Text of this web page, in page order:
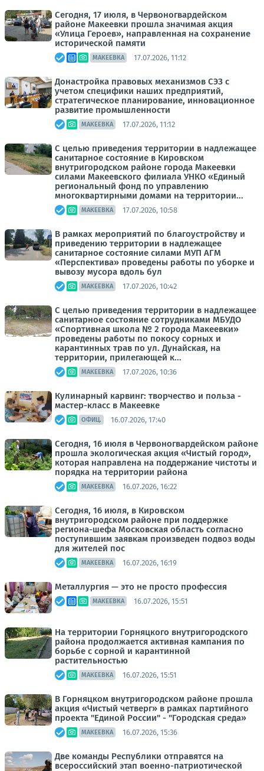
Сегодня, 17 июля, в Червоногвардейском
районе Макеевки прошла значимая акция
«Улица Героев», направленная на сохранение
исторической памяти
МАКЕЕВКА 17.07.2026, 11:12
Донастройка правовых механизмов СЭЗ c
учетом специфики наших предприятий,
стратегическое планирование, инновационное
развитие промышленности
МАКЕЕВКА 17.07.2026, 11:12
С целью приведения территории в надлежащее
санитарное состояние в Кировском
внутригородском районе города Макеевки
силами Макеевского филиала УНКО «Единый
региональный фонд по управлению
многоквартирными домами на территории...
МАКЕЕВКА 17.07.2026, 10:58
В рамках мероприятий по благоустройству и
приведению территории в надлежащее
санитарное состояние силами МУП АГМ
«Перспектива» проведены работы по уборке и
вывозу мусора вдоль бул
МАКЕЕВКА 17.07.2026, 10:42
С целью приведения территории в надлежащее
санитарное состояние сотрудниками МБУДО
«Спортивная школа № 2 города Макеевки»
проведены работы по покосу сорных и
карантинных трав по ул. Дунайская, на
территории, прилегающей к...
МАКЕЕВКА 17.07.2026, 10:36
Кулинарный карвинг: творчество и польза -
мастер-класс в Макеевке
ОФИЦ. 16.07.2026, 17:40
Сегодня, 16 июля в Червоногвардейском районе
прошла экологическая акция «Чистый город»,
которая направлена на поддержание чистоты и
порядка на территории района
МАКЕЕВКА 16.07.2026, 16:22
Сегодня, 16 июля, в Кировском
внутригородском районе при поддержке
региона-шефа Московская область согласно
поступившим заявкам произведен подвоз воды
для жителей пос
МАКЕЕВКА 16.07.2026, 16:19
Металлургия — это не просто профессия
МАКЕЕВКА 16.07.2026, 15:51
На территории Горняцкого внутригородского
района продолжается активная кампания по
борьбе с сорной и карантинной
растительностью
МАКЕЕВКА 16.07.2026, 15:51
В Горняцком внутригородском районе прошла
акция «Чистый четверг» в рамках партийного
проекта "Единой России" - "Городская среда»
МАКЕЕВКА 16.07.2026, 15:36
Две команды Республики отправятся на
всероссийский этап военно-патриотической